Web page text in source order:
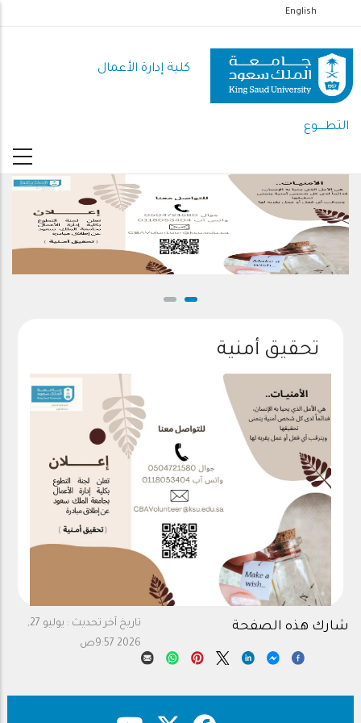
إلى
المحتوى
الرئيسي
English
كلية إدارة الأعمال
التطــــوع
تحقيق أمنية
تاريخ آخر تحديث :
يوليو 27,
2026 9:57ص
شارك هذه الصفحة